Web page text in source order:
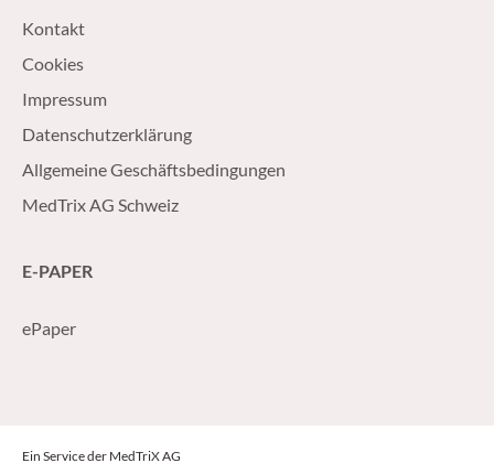
Kontakt
Cookies
Impressum
Datenschutzerklärung
Allgemeine Geschäftsbedingungen
MedTrix AG Schweiz
E-PAPER
ePaper
Ein Service der MedTriX AG